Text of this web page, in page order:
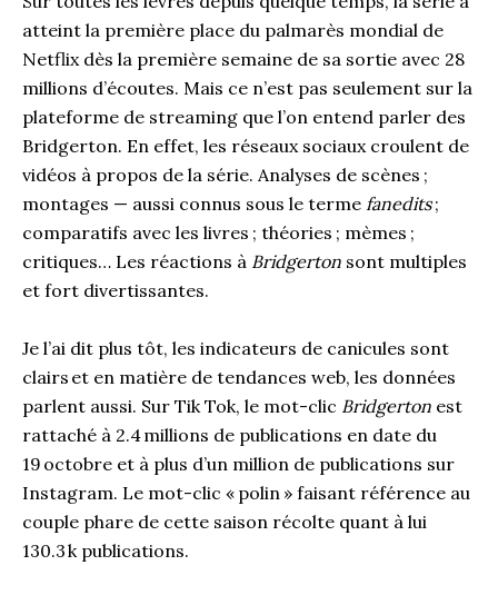
atteint la première place du palmarès mondial de
Netflix dès la première semaine de sa sortie avec 28
millions d’écoutes. Mais ce n’est pas seulement sur la
plateforme de streaming que l’on entend parler des
Bridgerton. En effet, les réseaux sociaux croulent de
vidéos à propos de la série. Analyses de scènes ;
montages — aussi connus sous le terme fanedits;
comparatifs avec les livres ; théories ; mèmes ;
critiques… Les réactions à Bridgerton sont multiples
et fort divertissantes.
Je l’ai dit plus tôt, les indicateurs de canicules sont
clairs et en matière de tendances web, les données
parlent aussi. Sur Tik Tok, le mot-clic Bridgerton est
rattaché à 2.4 millions de publications en date du
19 octobre et à plus d’un million de publications sur
Instagram. Le mot-clic « polin » faisant référence au
couple phare de cette saison récolte quant à lui
130.3 k publications.